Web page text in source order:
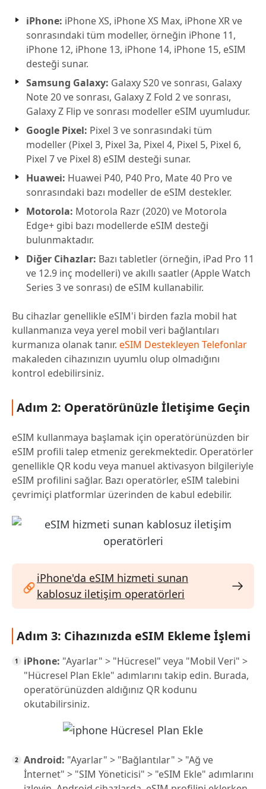
iPhone: iPhone XS, iPhone XS Max, iPhone XR ve
sonrasındaki tüm modeller, örneğin iPhone 11,
iPhone 12, iPhone 13, iPhone 14, iPhone 15, eSIM
desteği sunar.
Samsung Galaxy: Galaxy S20 ve sonrası, Galaxy
Note 20 ve sonrası, Galaxy Z Fold 2 ve sonrası,
Galaxy Z Flip ve sonrası modeller eSIM uyumludur.
Google Pixel: Pixel 3 ve sonrasındaki tüm
modeller (Pixel 3, Pixel 3a, Pixel 4, Pixel 5, Pixel 6,
Pixel 7 ve Pixel 8) eSIM desteği sunar.
Huawei: Huawei P40, P40 Pro, Mate 40 Pro ve
sonrasındaki bazı modeller de eSIM destekler.
Motorola: Motorola Razr (2020) ve Motorola
Edge+ gibi bazı modellerde eSIM desteği
bulunmaktadır.
Diğer Cihazlar: Bazı tabletler (örneğin, iPad Pro 11
ve 12.9 inç modelleri) ve akıllı saatler (Apple Watch
Series 3 ve sonrası) de eSIM kullanabilir.
Bu cihazlar genellikle eSIM'i birden fazla mobil hat
kullanmanıza veya yerel mobil veri bağlantıları
kurmanıza olanak tanır. eSIM Destekleyen Telefonlar
makaleden cihazınızın uyumlu olup olmadığını
kontrol edebilirsiniz.
Adım 2: Operatörünüzle İletişime Geçin
eSIM kullanmaya başlamak için operatörünüzden bir
eSIM profili talep etmeniz gerekmektedir. Operatörler
genellikle QR kodu veya manuel aktivasyon bilgileriyle
eSIM profilini sağlar. Bazı operatörler, eSIM talebini
çevrimiçi platformlar üzerinden de kabul edebilir.
iPhone'da eSIM hizmeti sunan
kablosuz iletişim operatörleri
Adım 3: Cihazınızda eSIM Ekleme İşlemi
iPhone: "Ayarlar" > "Hücresel" veya "Mobil Veri" >
"Hücresel Plan Ekle" adımlarını takip edin. Burada,
operatörünüzden aldığınız QR kodunu
okutabilirsiniz.
Android: "Ayarlar" > "Bağlantılar" > "Ağ ve
İnternet" > "SIM Yöneticisi" > "eSIM Ekle" adımlarını